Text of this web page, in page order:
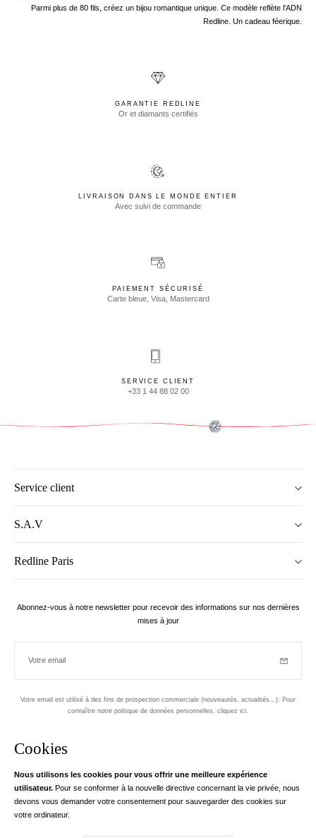
Cookies
Nous utilisons les cookies pour vous offrir une meilleure expérience
utilisateur. Pour se conformer à la nouvelle directive concernant la vie privée, nous
devons vous demander votre consentement pour sauvegarder des cookies sur
votre ordinateur.
Parmi plus de 80 fils, créez un bijou romantique unique. Ce modèle reflète l'ADN
Redline. Un cadeau féerique.
GARANTIE REDLINE
Or et diamants certifiés
LIVRAISON DANS LE MONDE ENTIER
Avec suivi de commande
PAIEMENT SÉCURISÉ
Carte bleue, Visa, Mastercard
SERVICE CLIENT
+33 1 44 88 02 00
Service client
S.A.V
Redline Paris
Abonnez-vous à notre newsletter pour recevoir des informations sur nos dernières
mises à jour
Votre email
Votre email est utilisé à des fins de prospection commerciale (nouveautés, actualités...). Pour
connaître notre politique de données personnelles, cliquez ici.
Instagram
Votre adresse email